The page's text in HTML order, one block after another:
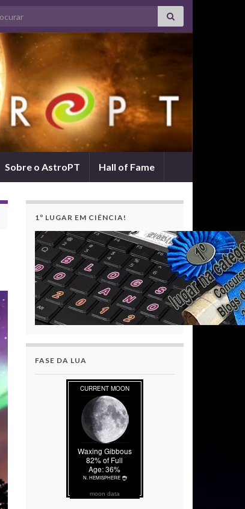
for:
Sobre o AstroPT Hall of Fame
1º LUGAR EM CIÊNCIA!
FASE DA LUA
moon data